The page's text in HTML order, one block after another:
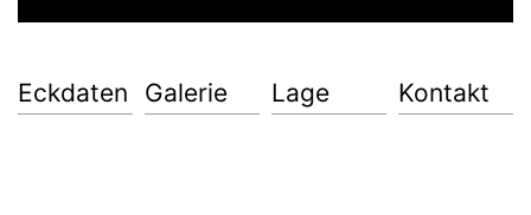
Eckdaten Galerie Lage Kontakt